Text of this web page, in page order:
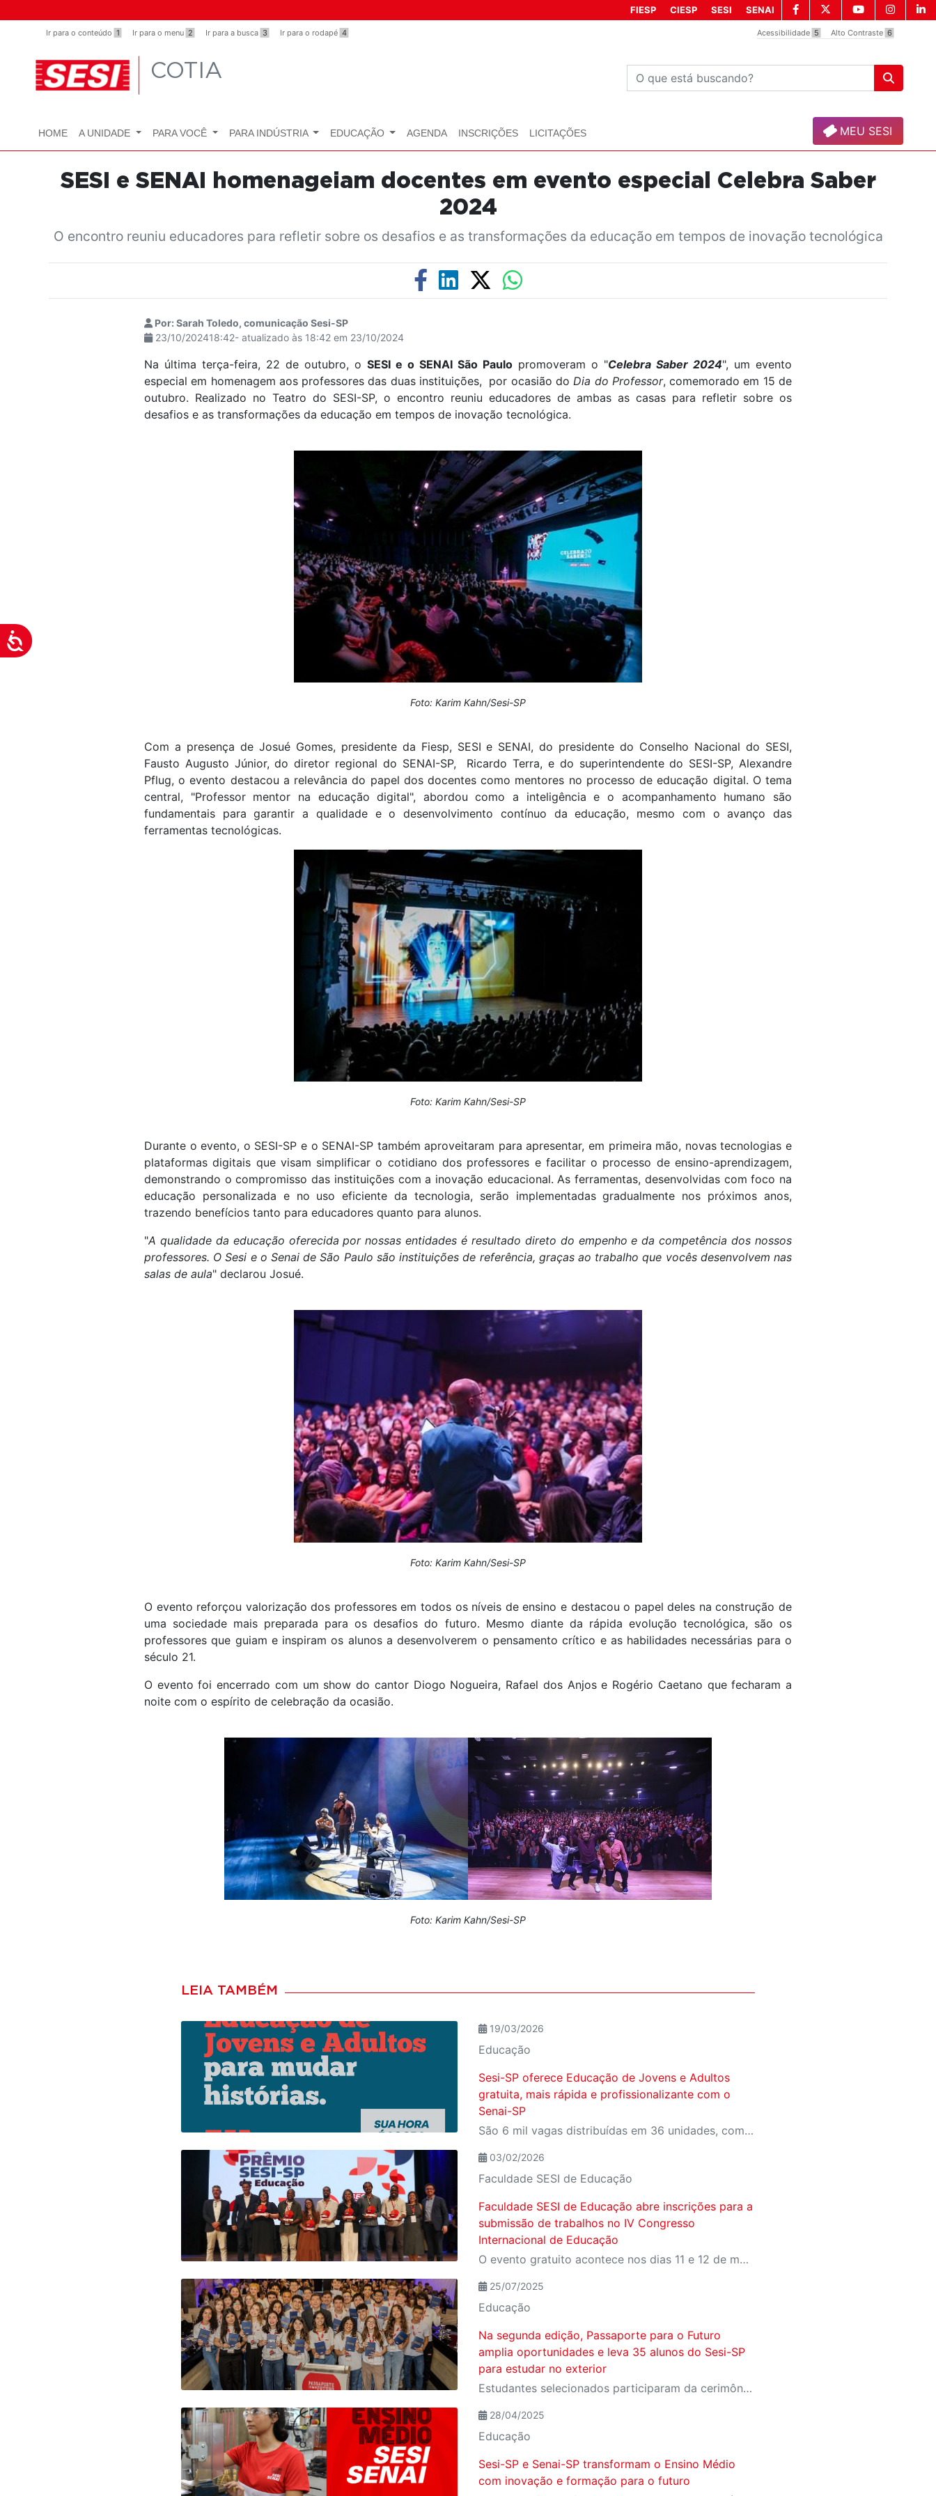
sistema
Acessibilidade
Ir para o conteúdo 1 Ir para o menu 2 Ir para a busca 3 Ir para o rodapé 4 Acessibilidade 5 Alto Contraste 6
FIESP CIESP SESI SENAI
COTIA
HOME A UNIDADE PARA VOCÊ PARA INDÚSTRIA EDUCAÇÃO AGENDA INSCRIÇÕES LICITAÇÕES MEU SESI
SESI e SENAI homenageiam docentes em evento especial Celebra Saber
2024
O encontro reuniu educadores para refletir sobre os desafios e as transformações da educação em tempos de inovação tecnológica
Por: Sarah Toledo, comunicação Sesi-SP
23/10/202418:42- atualizado às 18:42 em 23/10/2024
Na última terça-feira, 22 de outubro, o SESI e o SENAI São Paulo promoveram o "Celebra Saber 2024", um evento
especial em homenagem aos professores das duas instituições, por ocasião do Dia do Professor, comemorado em 15 de
outubro. Realizado no Teatro do SESI-SP, o encontro reuniu educadores de ambas as casas para refletir sobre os
desafios e as transformações da educação em tempos de inovação tecnológica.
Foto: Karim Kahn/Sesi-SP
Com a presença de Josué Gomes, presidente da Fiesp, SESI e SENAI, do presidente do Conselho Nacional do SESI,
Fausto Augusto Júnior, do diretor regional do SENAI-SP, Ricardo Terra, e do superintendente do SESI-SP, Alexandre
Pflug, o evento destacou a relevância do papel dos docentes como mentores no processo de educação digital. O tema
central, "Professor mentor na educação digital", abordou como a inteligência e o acompanhamento humano são
fundamentais para garantir a qualidade e o desenvolvimento contínuo da educação, mesmo com o avanço das
ferramentas tecnológicas.
Foto: Karim Kahn/Sesi-SP
Durante o evento, o SESI-SP e o SENAI-SP também aproveitaram para apresentar, em primeira mão, novas tecnologias e
plataformas digitais que visam simplificar o cotidiano dos professores e facilitar o processo de ensino-aprendizagem,
demonstrando o compromisso das instituições com a inovação educacional. As ferramentas, desenvolvidas com foco na
educação personalizada e no uso eficiente da tecnologia, serão implementadas gradualmente nos próximos anos,
trazendo benefícios tanto para educadores quanto para alunos.
"A qualidade da educação oferecida por nossas entidades é resultado direto do empenho e da competência dos nossos
professores. O Sesi e o Senai de São Paulo são instituições de referência, graças ao trabalho que vocês desenvolvem nas
salas de aula" declarou Josué.
Foto: Karim Kahn/Sesi-SP
O evento reforçou valorização dos professores em todos os níveis de ensino e destacou o papel deles na construção de
uma sociedade mais preparada para os desafios do futuro. Mesmo diante da rápida evolução tecnológica, são os
professores que guiam e inspiram os alunos a desenvolverem o pensamento crítico e as habilidades necessárias para o
século 21.
O evento foi encerrado com um show do cantor Diogo Nogueira, Rafael dos Anjos e Rogério Caetano que fecharam a
noite com o espírito de celebração da ocasião.
Foto: Karim Kahn/Sesi-SP
LEIA TAMBÉM
19/03/2026
Educação
Sesi-SP oferece Educação de Jovens e Adultos
gratuita, mais rápida e profissionalizante com o
Senai-SP
São 6 mil vagas distribuídas em 36 unidades, com inscrições abertas no site do SESI-SP.
03/02/2026
Faculdade SESI de Educação
Faculdade SESI de Educação abre inscrições para a
submissão de trabalhos no IV Congresso
Internacional de Educação
O evento gratuito acontece nos dias 11 e 12 de maio e reunirá especialistas em torno do tema “Educação que Transforma”. As vagas para participação presencial são limitadas, e a submissão de trabalhos pode ser feita até 31 de março
25/07/2025
Educação
Na segunda edição, Passaporte para o Futuro
amplia oportunidades e leva 35 alunos do Sesi-SP
para estudar no exterior
Estudantes selecionados participaram da cerimônia oficial de entrega do passaporte, realizada no Espaço Nobre da Fiesp, em São Paulo
28/04/2025
Educação
Sesi-SP e Senai-SP transformam o Ensino Médio
com inovação e formação para o futuro